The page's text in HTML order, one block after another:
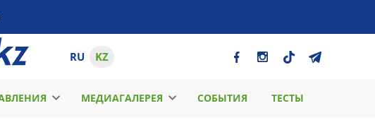
RU KZ
МЕДИАГАЛЕРЕЯ СОБЫТИЯ ТЕСТЫ